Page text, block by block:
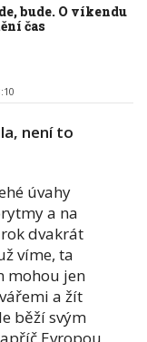
bude. O víkendu
čas
není to
úvahy
a na
dvakrát
víme, ta
mohou jen
a žít
běží svým